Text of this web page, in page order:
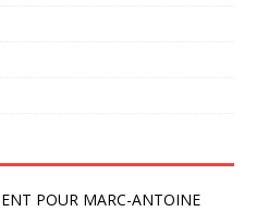
POUR MARC-ANTOINE